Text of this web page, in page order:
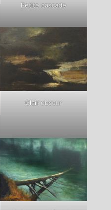
Petite cascade
Clair obscur